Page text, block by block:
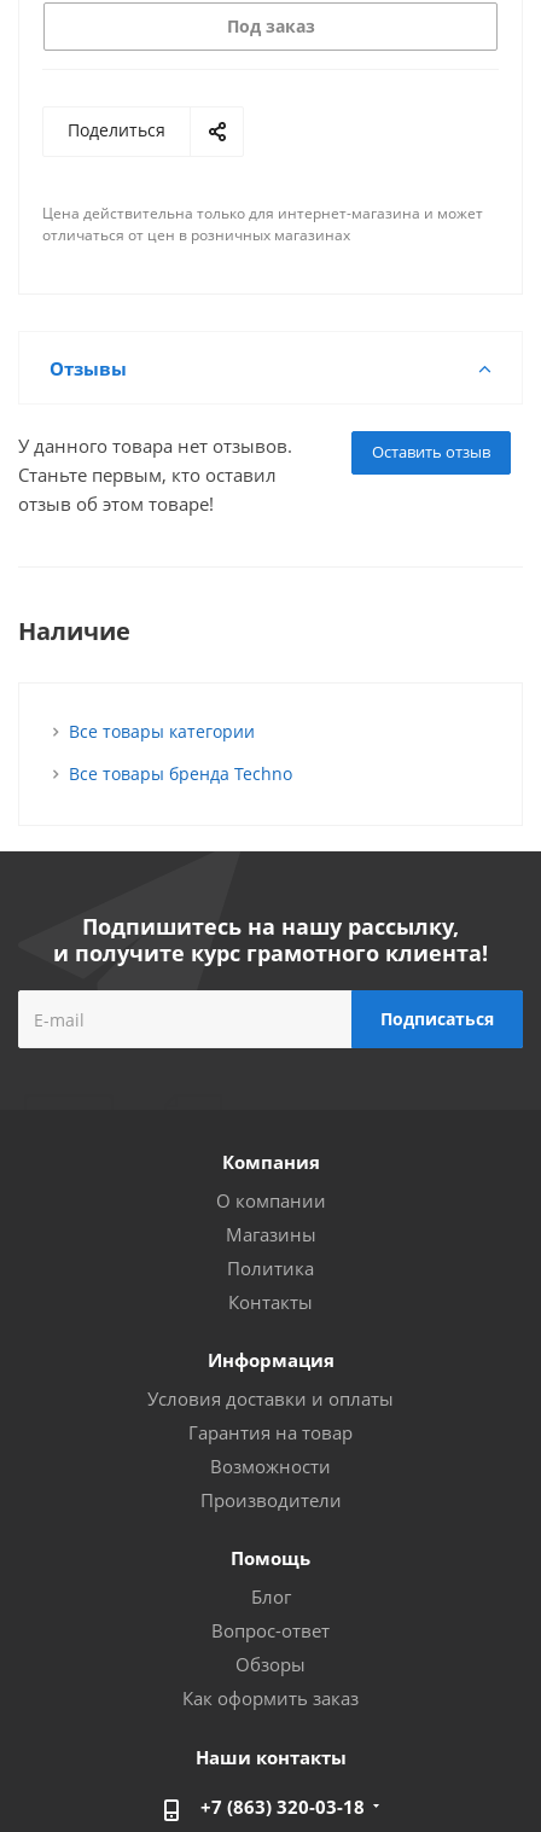
Под заказ
Поделиться
Цена действительна только для интернет-магазина и может
отличаться от цен в розничных магазинах
Отзывы
Оставить отзыв
У данного товара нет отзывов.
Станьте первым, кто оставил
отзыв об этом товаре!
Наличие
Все товары категории
Все товары бренда Techno
Подпишитесь на нашу рассылку,
и получите курс грамотного клиента!
Компания
О компании
Магазины
Политика
Контакты
Информация
Условия доставки и оплаты
Гарантия на товар
Возможности
Производители
Помощь
Блог
Вопрос-ответ
Обзоры
Как оформить заказ
Наши контакты
+7 (863) 320-03-18